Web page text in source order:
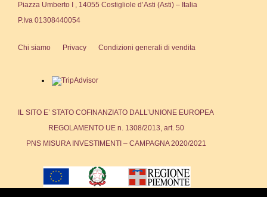
Piazza Umberto I , 14055 Costigliole d’Asti (Asti) – Italia
P.Iva 01308440054
Chi siamo Privacy Condizioni generali di vendita
IL SITO E’ STATO COFINANZIATO DALL’UNIONE EUROPEA
REGOLAMENTO UE n. 1308/2013, art. 50
PNS MISURA INVESTIMENTI – CAMPAGNA 2020/2021